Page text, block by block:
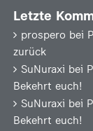
Letzte
prospero bei
zurück
SuNuraxi bei
Bekehrt euch!
SuNuraxi bei
Bekehrt euch!